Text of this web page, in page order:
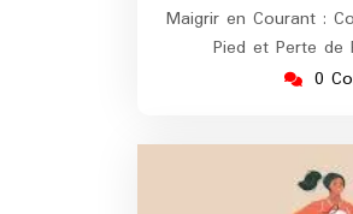
Maigrir en Courant :
Pied et Perte de
0